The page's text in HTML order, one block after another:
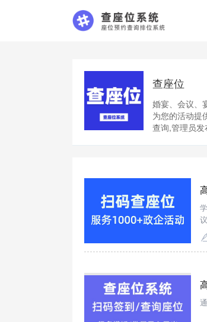
查座位
婚宴、会议、
为您的活动提
查询,管理员发